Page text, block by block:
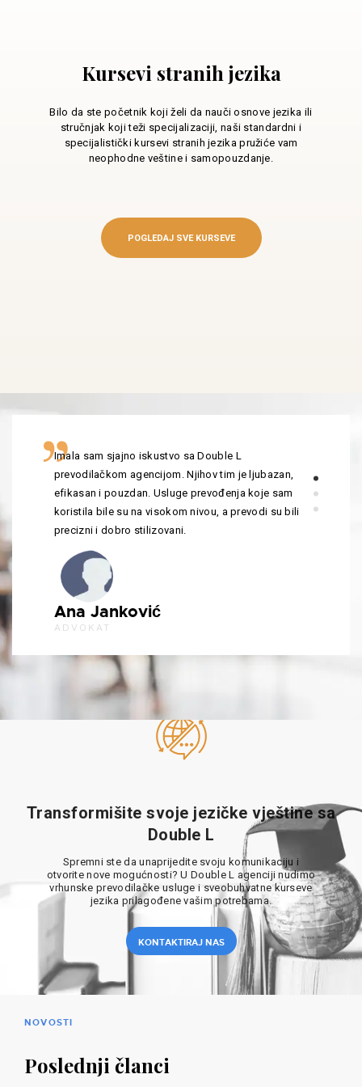
Kursevi stranih jezika
Bilo da ste početnik koji želi da nauči osnove jezika ili
stručnjak koji teži specijalizaciji, naši standardni i
specijalistički kursevi stranih jezika pružiće vam
neophodne veštine i samopouzdanje.
POGLEDAJ SVE KURSEVE
Imala sam sjajno iskustvo sa Double L
prevodilačkom agencijom. Njihov tim je ljubazan,
efikasan i pouzdan. Usluge prevođenja koje sam
koristila bile su na visokom nivou, a prevodi su bili
precizni i dobro stilizovani.
Ana Janković
ADVOKAT
Transformišite svoje jezičke vještine sa
Double L
Spremni ste da unaprijedite svoju komunikaciju i
otvorite nove mogućnosti? U Double L agenciji nudimo
vrhunske prevodilačke usluge i sveobuhvatne kurseve
jezika prilagođene vašim potrebama.
KONTAKTIRAJ NAS
NOVOSTI
Poslednji članci